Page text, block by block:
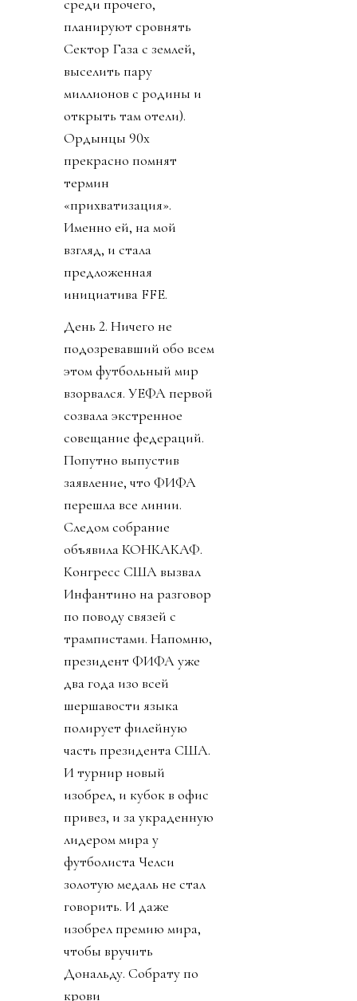
среди прочего,
планируют сровнять
Сектор Газа с землей,
выселить пару
миллионов с родины и
открыть там отели).
Ордынцы 90х
прекрасно помнят
термин
«прихватизация».
Именно ей, на мой
взгляд, и стала
предложенная
инициатива FFE.
День 2. Ничего не
подозревавший обо всем
этом футбольный мир
взорвался. УЕФА первой
созвала экстренное
совещание федераций.
Попутно выпустив
заявление, что ФИФА
перешла все линии.
Следом собрание
объявила КОНКАКАФ.
Конгресс США вызвал
Инфантино на разговор
по поводу связей с
трампистами. Напомню,
президент ФИФА уже
два года изо всей
шершавости языка
полирует филейную
часть президента США.
И турнир новый
изобрел, и кубок в офис
привез, и за украденную
лидером мира у
футболиста Челси
золотую медаль не стал
говорить. И даже
изобрел премию мира,
чтобы вручить
Дональду. Собрату по
крови